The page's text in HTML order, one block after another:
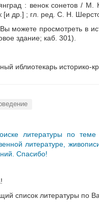
: венок сонетов / М.
[и др.] ; гл. ред. С. Н.
можете просмотреть в
здание; каб. 301).
иблиотекарь историко-
литературы по
литературе,
Спасибо!
список литературы по